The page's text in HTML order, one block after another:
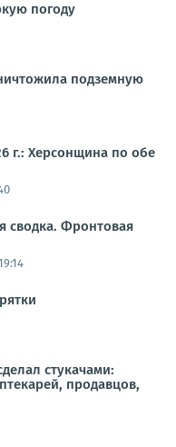
погоду
подземную
г.: Херсонщина по обе
сводка. Фронтовая
стукачами:
продавцов,